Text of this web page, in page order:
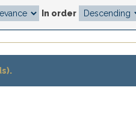
In order